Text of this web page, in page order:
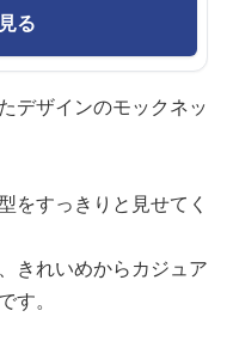
る
デザインのモックネッ
をすっきりと見せてく
きれいめからカジュア
す。